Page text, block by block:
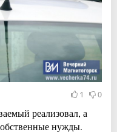
1 0
реализовал, а
нужды.